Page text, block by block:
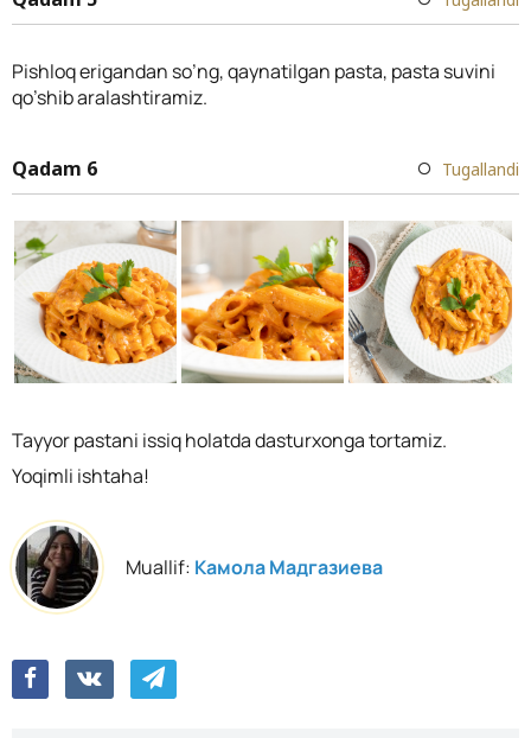
Pishloq erigandan so’ng, qaynatilgan pasta, pasta suvini
qo’shib aralashtiramiz.
Qadam 6 Tugallandi
Tayyor pastani issiq holatda dasturxonga tortamiz.
Yoqimli ishtaha!
Muallif: Камола Мадгазиева